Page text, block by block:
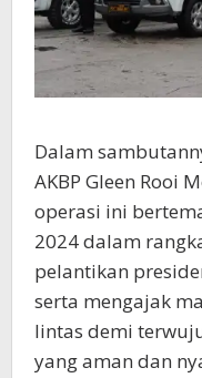
Dalam
AKBP Gleen Rooi
operasi ini
2024 dalam
pelantikan
serta mengajak
lintas demi
yang aman dan